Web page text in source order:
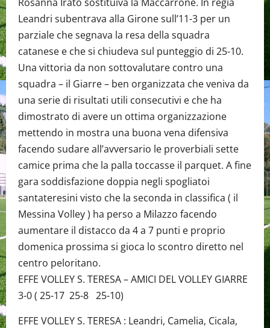
Leandri subentrava alla Girone sull’11-3 per un
parziale che segnava la resa della squadra
catanese e che si chiudeva sul punteggio di 25-10.
Una vittoria da non sottovalutare contro una
squadra – il Giarre – ben organizzata che veniva da
una serie di risultati utili consecutivi e che ha
dimostrato di avere un ottima organizzazione
mettendo in mostra una buona vena difensiva
facendo sudare all’avversario le proverbiali sette
camice prima che la palla toccasse il parquet. A fine
gara soddisfazione doppia negli spogliatoi
santateresini visto che la seconda in classifica ( il
Messina Volley ) ha perso a Milazzo facendo
aumentare il distacco da 4 a 7 punti e proprio
domenica prossima si gioca lo scontro diretto nel
centro peloritano.
EFFE VOLLEY S. TERESA – AMICI DEL VOLLEY GIARRE
3-0 ( 25-17 25-8 25-10)
EFFE VOLLEY S. TERESA : Leandri, Camelia, Cicala,